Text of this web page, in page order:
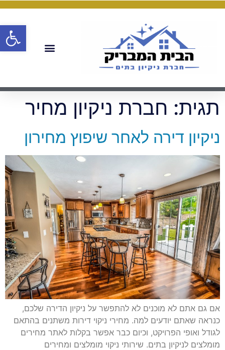
תגית: חברת ניקיון מחיר
ניקיון דירה לאחר שיפוץ מחירון
אם גם אתם לא מוכנים לא להתפשר על ניקיון הדירה שלכם,
כנראה שאתם יודעים למה. מחירי ניקוי דירות משתנים בהתאם
לגודל ואופי הפרויקט, וכיום כבר אפשר בקלות לאתר מחירים
מומלצים לניקיון בתים. שירותי ניקוי מומלצים ומחירים